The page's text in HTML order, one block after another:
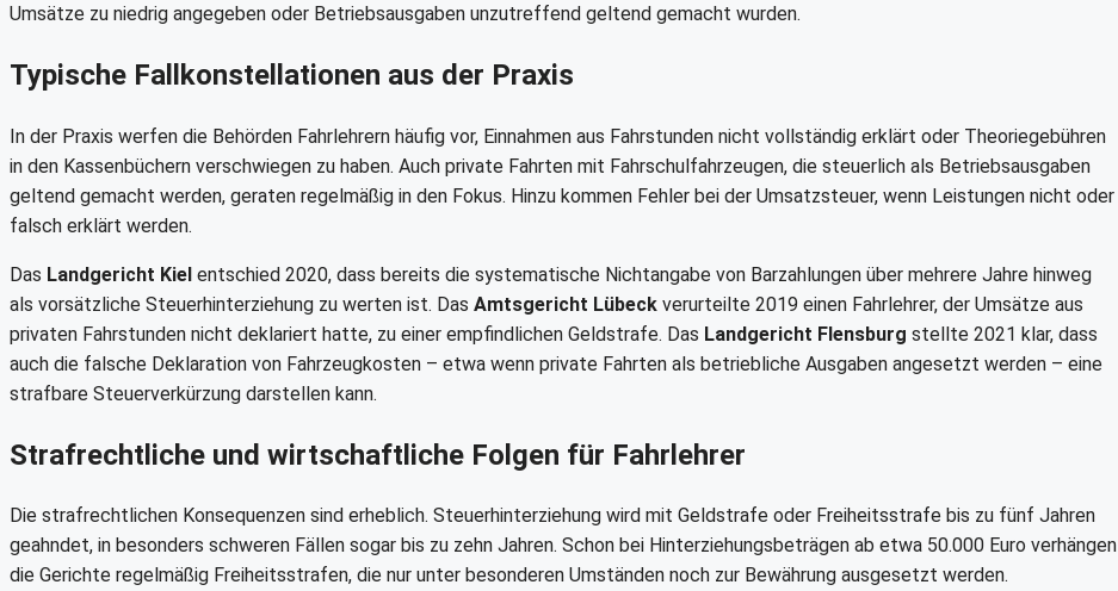
Umsätze zu niedrig angegeben oder Betriebsausgaben unzutreffend geltend gemacht wurden.
Typische Fallkonstellationen aus der Praxis
In der Praxis werfen die Behörden Fahrlehrern häufig vor, Einnahmen aus Fahrstunden nicht vollständig erklärt oder Theoriegebühren
in den Kassenbüchern verschwiegen zu haben. Auch private Fahrten mit Fahrschulfahrzeugen, die steuerlich als Betriebsausgaben
geltend gemacht werden, geraten regelmäßig in den Fokus. Hinzu kommen Fehler bei der Umsatzsteuer, wenn Leistungen nicht oder
falsch erklärt werden.
Das Landgericht Kiel entschied 2020, dass bereits die systematische Nichtangabe von Barzahlungen über mehrere Jahre hinweg
als vorsätzliche Steuerhinterziehung zu werten ist. Das Amtsgericht Lübeck verurteilte 2019 einen Fahrlehrer, der Umsätze aus
privaten Fahrstunden nicht deklariert hatte, zu einer empfindlichen Geldstrafe. Das Landgericht Flensburg stellte 2021 klar, dass
auch die falsche Deklaration von Fahrzeugkosten – etwa wenn private Fahrten als betriebliche Ausgaben angesetzt werden – eine
strafbare Steuerverkürzung darstellen kann.
Strafrechtliche und wirtschaftliche Folgen für Fahrlehrer
Die strafrechtlichen Konsequenzen sind erheblich. Steuerhinterziehung wird mit Geldstrafe oder Freiheitsstrafe bis zu fünf Jahren
geahndet, in besonders schweren Fällen sogar bis zu zehn Jahren. Schon bei Hinterziehungsbeträgen ab etwa 50.000 Euro verhängen
die Gerichte regelmäßig Freiheitsstrafen, die nur unter besonderen Umständen noch zur Bewährung ausgesetzt werden.